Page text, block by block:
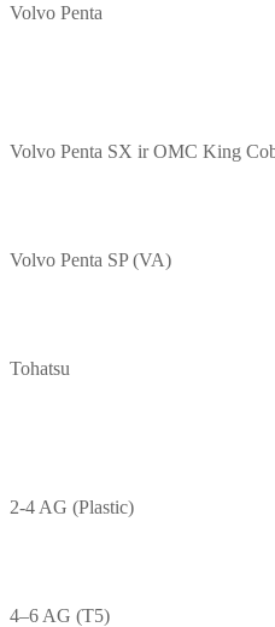
Volvo Penta
Volvo Penta SX ir OMC King
Volvo Penta SP (VA)
Tohatsu
2-4 AG (Plastic)
4–6 AG (T5)